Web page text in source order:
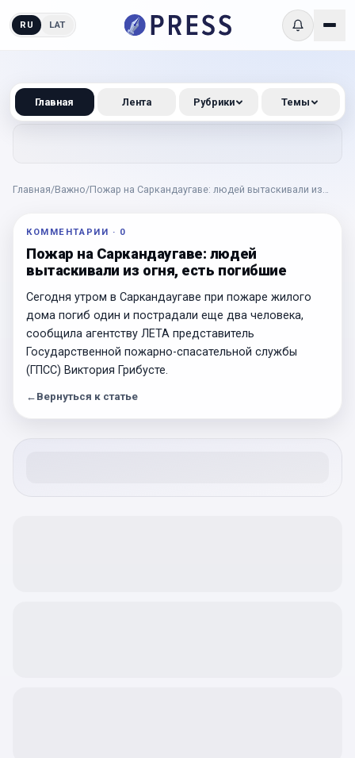
RU LAT
Главная/Важно/Пожар на Саркандаугаве: людей вытаскивали из
КОММЕНТАРИИ · 0
Пожар на Саркандаугаве: людей
вытаскивали из огня, есть погибшие
Сегодня утром в Саркандаугаве при пожаре жилого
дома погиб один и пострадали еще два человека,
сообщила агентству ЛЕТА представитель
Государственной пожарно-спасательной службы
(ГПСС) Виктория Грибусте.
← Вернуться к статье
Главная Лента Рубрики Темы